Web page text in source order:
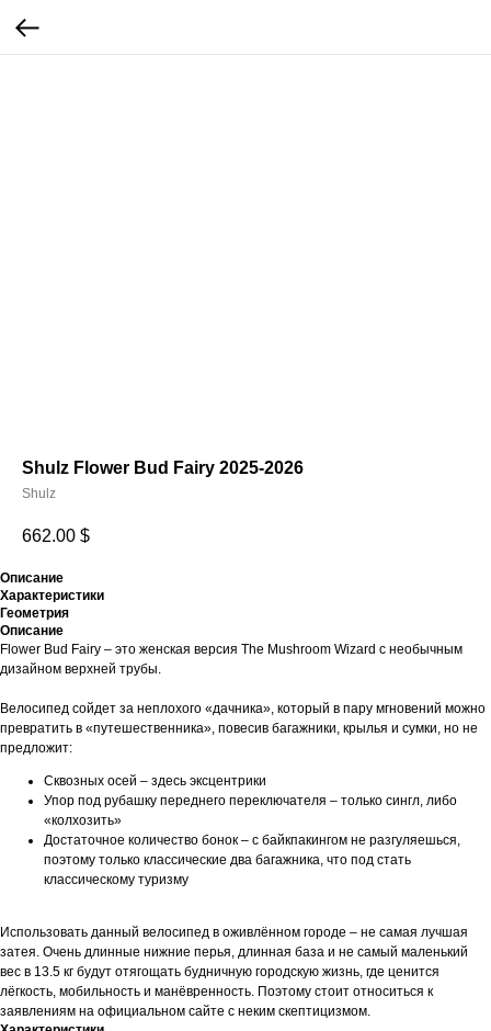
Shulz Flower Bud Fairy 2025-2026
Shulz
662.00 $
Описание
Характеристики
Геометрия
Описание
Flower Bud Fairy – это женская версия The Mushroom Wizard с необычным
дизайном верхней трубы.
Велосипед сойдет за неплохого «дачника», который в пару мгновений можно
превратить в «путешественника», повесив багажники, крылья и сумки, но не
предложит:
Сквозных осей – здесь эксцентрики
Упор под рубашку переднего переключателя – только сингл, либо
«колхозить»
Достаточное количество бонок – с байкпакингом не разгуляешься,
поэтому только классические два багажника, что под стать
классическому туризму
Использовать данный велосипед в оживлённом городе – не самая лучшая
затея. Очень длинные нижние перья, длинная база и не самый маленький
вес в 13.5 кг будут отягощать будничную городскую жизнь, где ценится
лёгкость, мобильность и манёвренность. Поэтому стоит относиться к
заявлениям на официальном сайте с неким скептицизмом.